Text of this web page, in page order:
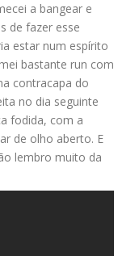
a bangear e
de fazer esse
estar num espírito
bastante run com
contracapa do
no dia seguinte
fodida, com a
de olho aberto. E
lembro muito da